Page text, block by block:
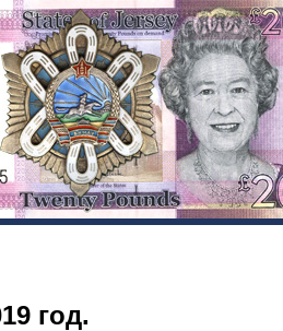
год.